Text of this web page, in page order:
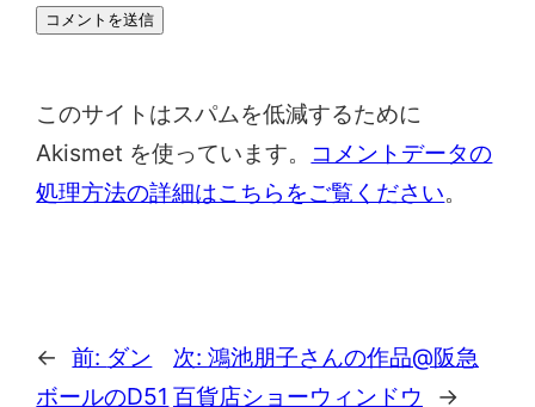
このサイトはスパムを低減するために
Akismet を使っています。
コメントデータの
処理方法の詳細はこちらをご覧ください。
← 前: ダン
ボールのD51
次: 鴻池朋子さんの作品@阪急
百貨店ショーウィンドウ
→